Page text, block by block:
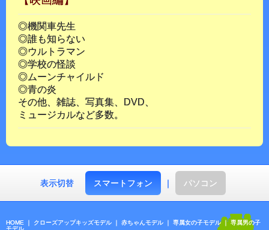
◎機関車先生
◎誰も知らない
◎ウルトラマン
◎学校の怪談
◎ムーンチャイルド
◎青の炎
その他、雑誌、写真集、DVD、
ミュージカルなど多数。
表示切替 スマートフォン ｜ パソコン
HOME ｜ クローズアップキッズモデル ｜ 赤ちゃんモデル ｜ 専属女の子モデル｜ 専属男の子
モデル